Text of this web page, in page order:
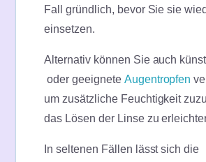
Fall gründlich, bevor Sie sie
einsetzen.
Alternativ können Sie auch
oder geeignete Augentropfen
um zusätzliche Feuchtigkeit
das Lösen der Linse zu
In seltenen Fällen lässt sich die